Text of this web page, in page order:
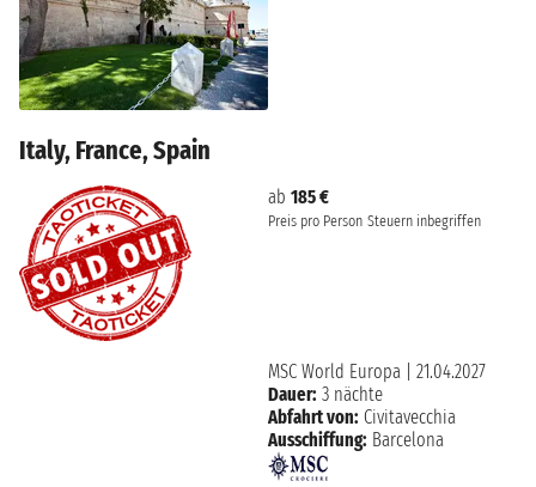
Italy, France, Spain
ab 185 €
Preis pro Person Steuern inbegriffen
MSC World Europa
21.04.2027
Dauer: 3 nächte
Abfahrt von: Civitavecchia
Ausschiffung: Barcelona